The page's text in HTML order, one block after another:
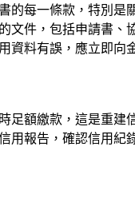
的每一條款，特別是
文件，包括申請書、
資料有誤，應立即向
足額繳款，這是重建
用報告，確認信用紀